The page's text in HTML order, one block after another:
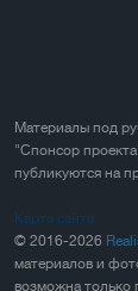
Материалы под
"Спонсор
публикуются на
Карта сайта
© 2016-2026
материалов и
возможна только